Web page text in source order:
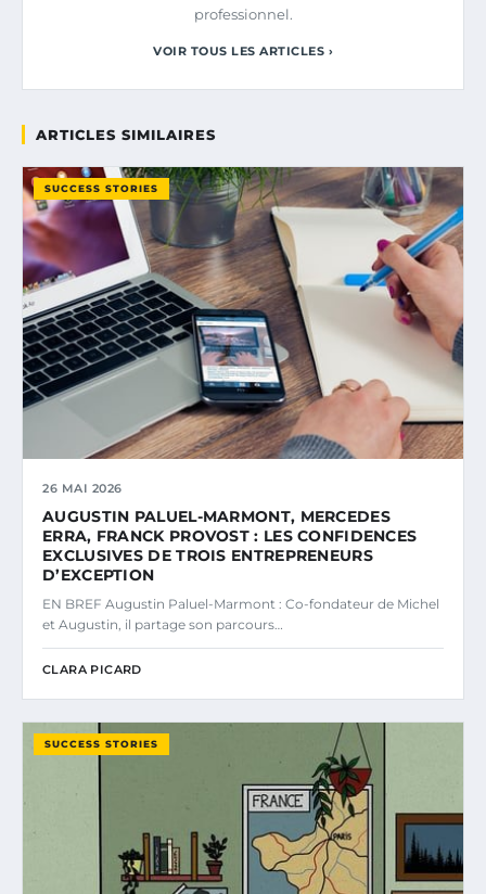
professionnel.
VOIR TOUS LES ARTICLES ›
ARTICLES SIMILAIRES
SUCCESS STORIES
26 MAI 2026
AUGUSTIN PALUEL-MARMONT, MERCEDES
ERRA, FRANCK PROVOST : LES CONFIDENCES
EXCLUSIVES DE TROIS ENTREPRENEURS
D’EXCEPTION
EN BREF Augustin Paluel-Marmont : Co-fondateur de Michel
et Augustin, il partage son parcours…
CLARA PICARD
SUCCESS STORIES